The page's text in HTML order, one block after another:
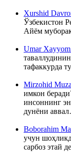
Xurshid
Ўзбекистон
Айём
Umar
тафаккурда
Mirzohid
имкон
инсоннинг
дунёни
Boborahim
учун
сарбоз этай